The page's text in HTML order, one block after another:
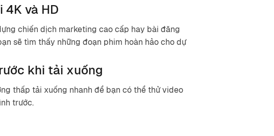
và HD
chiến dịch marketing cao cấp hay bài đăng
sẽ tìm thấy những đoạn phim hoàn hảo cho dự
khi tải xuống
thấp tải xuống nhanh để bạn có thể thử video
trước.